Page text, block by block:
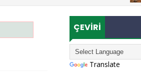
ÇEVİRİ
Translate